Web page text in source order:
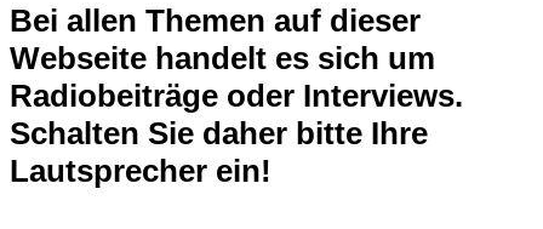
Bei allen Themen auf dieser
Webseite handelt es sich um
Radiobeiträge oder Interviews.
Schalten Sie daher bitte Ihre
Lautsprecher ein!